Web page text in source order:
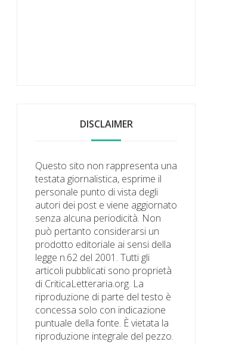
DISCLAIMER
Questo sito non rappresenta una
testata giornalistica, esprime il
personale punto di vista degli
autori dei post e viene aggiornato
senza alcuna periodicità. Non
può pertanto considerarsi un
prodotto editoriale ai sensi della
legge n.62 del 2001. Tutti gli
articoli pubblicati sono proprietà
di CriticaLetteraria.org. La
riproduzione di parte del testo è
concessa solo con indicazione
puntuale della fonte. È vietata la
riproduzione integrale del pezzo.